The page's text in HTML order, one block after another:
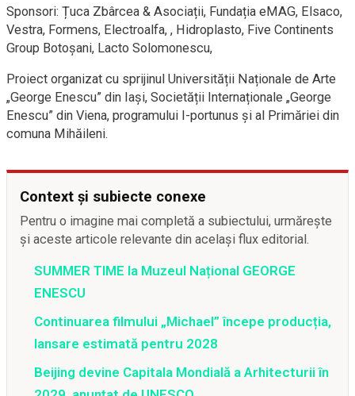
Sponsori: Țuca Zbârcea & Asociații, Fundația eMAG, Elsaco,
Vestra, Formens, Electroalfa, , Hidroplasto, Five Continents
Group Botoșani, Lacto Solomonescu,
Proiect organizat cu sprijinul Universității Naționale de Arte
„George Enescu” din Iași, Societății Internaționale „George
Enescu” din Viena, programului I-portunus și al Primăriei din
comuna Mihăileni.
Context și subiecte conexe
Pentru o imagine mai completă a subiectului, urmărește
și aceste articole relevante din același flux editorial.
SUMMER TIME la Muzeul Național GEORGE
ENESCU
Continuarea filmului „Michael” începe producția,
lansare estimată pentru 2028
Beijing devine Capitala Mondială a Arhitecturii în